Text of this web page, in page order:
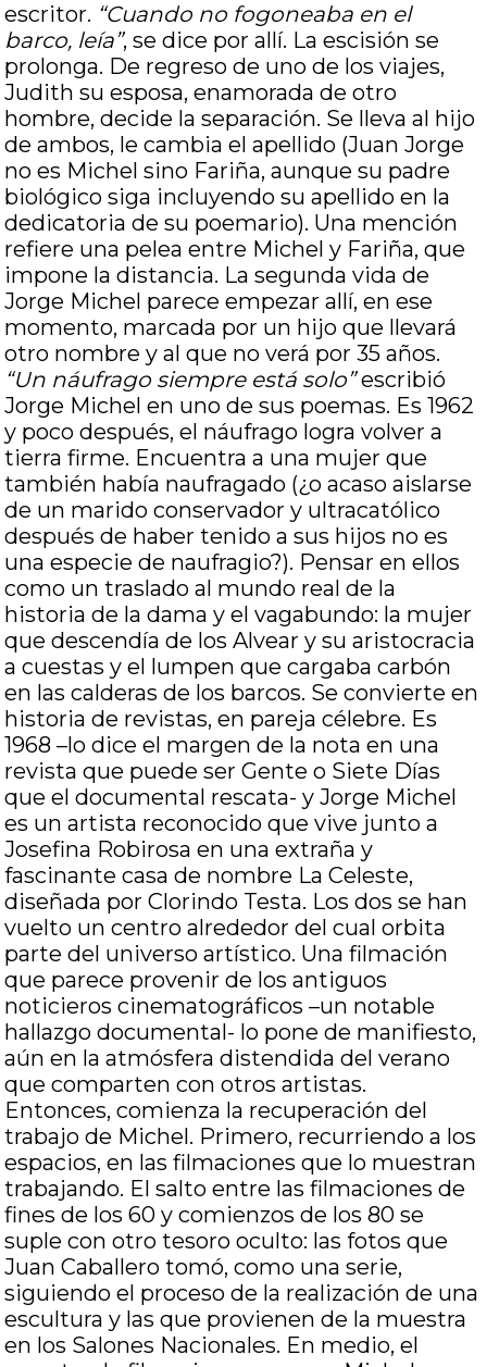
escritor. “Cuando no fogoneaba en el
barco, leía”, se dice por allí. La escisión se
prolonga. De regreso de uno de los viajes,
Judith su esposa, enamorada de otro
hombre, decide la separación. Se lleva al hijo
de ambos, le cambia el apellido (Juan Jorge
no es Michel sino Fariña, aunque su padre
biológico siga incluyendo su apellido en la
dedicatoria de su poemario). Una mención
refiere una pelea entre Michel y Fariña, que
impone la distancia. La segunda vida de
Jorge Michel parece empezar allí, en ese
momento, marcada por un hijo que llevará
otro nombre y al que no verá por 35 años.
“Un náufrago siempre está solo”escribió
Jorge Michel en uno de sus poemas. Es 1962
y poco después, el náufrago logra volver a
tierra firme. Encuentra a una mujer que
también había naufragado (¿o acaso aislarse
de un marido conservador y ultracatólico
después de haber tenido a sus hijos no es
una especie de naufragio?). Pensar en ellos
como un traslado al mundo real de la
historia de la dama y el vagabundo: la mujer
que descendía de los Alvear y su aristocracia
a cuestas y el lumpen que cargaba carbón
en las calderas de los barcos. Se convierte en
historia de revistas, en pareja célebre. Es
1968 –lo dice el margen de la nota en una
revista que puede ser Gente o Siete Días
que el documental rescata- y Jorge Michel
es un artista reconocido que vive junto a
Josefina Robirosa en una extraña y
fascinante casa de nombre La Celeste,
diseñada por Clorindo Testa. Los dos se han
vuelto un centro alrededor del cual orbita
parte del universo artístico. Una filmación
que parece provenir de los antiguos
noticieros cinematográficos –un notable
hallazgo documental- lo pone de manifiesto,
aún en la atmósfera distendida del verano
que comparten con otros artistas.
Entonces, comienza la recuperación del
trabajo de Michel. Primero, recurriendo a los
espacios, en las filmaciones que lo muestran
trabajando. El salto entre las filmaciones de
fines de los 60 y comienzos de los 80 se
suple con otro tesoro oculto: las fotos que
Juan Caballero tomó, como una serie,
siguiendo el proceso de la realización de una
escultura y las que provienen de la muestra
en los Salones Nacionales. En medio, el